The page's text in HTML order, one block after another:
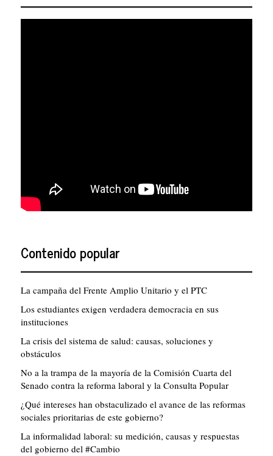
Contenido popular
La campaña del Frente Amplio Unitario y el PTC
Los estudiantes exigen verdadera democracia en sus
instituciones
La crisis del sistema de salud: causas, soluciones y
obstáculos
No a la trampa de la mayoría de la Comisión Cuarta del
Senado contra la reforma laboral y la Consulta Popular
¿Qué intereses han obstaculizado el avance de las reformas
sociales prioritarias de este gobierno?
La informalidad laboral: su medición, causas y respuestas
del gobierno del #Cambio